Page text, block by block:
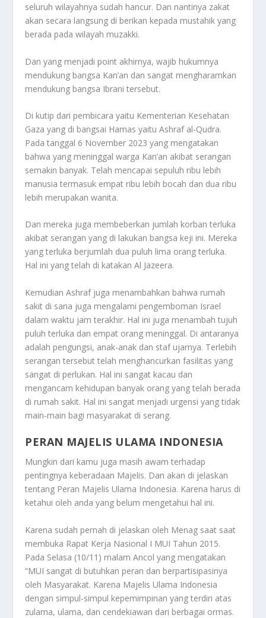
seluruh wilayahnya sudah hancur. Dan nantinya zakat
akan secara langsung di berikan kepada mustahik yang
berada pada wilayah muzakki.
Dan yang menjadi point akhirnya, wajib hukumnya
mendukung bangsa Kan’an dan sangat mengharamkan
mendukung bangsa Ibrani tersebut.
Di kutip dari pembicara yaitu Kementerian Kesehatan
Gaza yang di bangsai Hamas yaitu Ashraf al-Qudra.
Pada tanggal 6 November 2023 yang mengatakan
bahwa yang meninggal warga Kan’an akibat serangan
semakin banyak. Telah mencapai sepuluh ribu lebih
manusia termasuk empat ribu lebih bocah dan dua ribu
lebih merupakan wanita.
Dan mereka juga membeberkan jumlah korban terluka
akibat serangan yang di lakukan bangsa keji ini. Mereka
yang terluka berjumlah dua puluh lima orang terluka.
Hal ini yang telah di katakan Al Jazeera.
Kemudian Ashraf juga menambahkan bahwa rumah
sakit di sana juga mengalami pengemboman Israel
dalam waktu jam terakhir. Hal ini juga menambah tujuh
puluh terluka dan empat orang meninggal. Di antaranya
adalah pengungsi, anak-anak dan staf ujarnya. Terlebih
serangan tersebut telah menghancurkan fasilitas yang
sangat di perlukan. Hal ini sangat kacau dan
mengancam kehidupan banyak orang yang telah berada
di rumah sakit. Hal ini sangat menjadi urgensi yang tidak
main-main bagi masyarakat di serang.
PERAN MAJELIS ULAMA INDONESIA
Mungkin dari kamu juga masih awam terhadap
pentingnya keberadaan Majelis. Dan akan di jelaskan
tentang Peran Majelis Ulama Indonesia. Karena harus di
ketahui oleh anda yang belum mengetahui hal ini.
Karena sudah pernah di jelaskan oleh Menag saat saat
membuka Rapat Kerja Nasional I MUI Tahun 2015.
Pada Selasa (10/11) malam Ancol yang mengatakan
“MUI sangat di butuhkan peran dan berpartisipasinya
oleh Masyarakat. Karena Majelis Ulama Indonesia
dengan simpul-simpul kepemimpinan yang terdiri atas
zulama, ulama, dan cendekiawan dari berbagai ormas.